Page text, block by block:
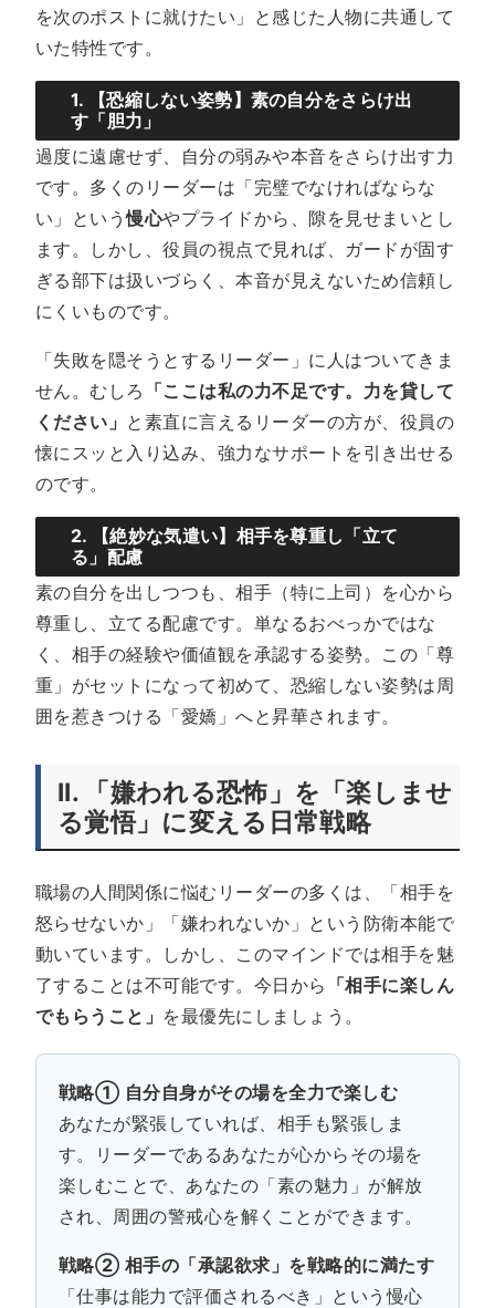
を次のポストに就けたい」と感じた人物に共通して
いた特性です。
1. 【恐縮しない姿勢】素の自分をさらけ出
す「胆力」
過度に遠慮せず、自分の弱みや本音をさらけ出す力
です。多くのリーダーは「完璧でなければならな
い」という慢心やプライドから、隙を見せまいとし
ます。しかし、役員の視点で見れば、ガードが固す
ぎる部下は扱いづらく、本音が見えないため信頼し
にくいものです。
「失敗を隠そうとするリーダー」に人はついてきま
せん。むしろ 「ここは私の力不足です。力を貸して
ください」 と素直に言えるリーダーの方が、役員の
懐にスッと入り込み、強力なサポートを引き出せる
のです。
2. 【絶妙な気遣い】相手を尊重し「立て
る」配慮
素の自分を出しつつも、相手（特に上司）を心から
尊重し、立てる配慮です。単なるおべっかではな
く、相手の経験や価値観を承認する姿勢。この「尊
重」がセットになって初めて、恐縮しない姿勢は周
囲を惹きつける「愛嬌」へと昇華されます。
II. 「嫌われる恐怖」を「楽しませ
る覚悟」に変える日常戦略
職場の人間関係に悩むリーダーの多くは、「相手を
怒らせないか」「嫌われないか」という防衛本能で
動いています。しかし、このマインドでは相手を魅
了することは不可能です。今日から 「相手に楽しん
でもらうこと」 を最優先にしましょう。
戦略① 自分自身がその場を全力で楽しむ
あなたが緊張していれば、相手も緊張しま
す。リーダーであるあなたが心からその場を
楽しむことで、あなたの「素の魅力」が解放
され、周囲の警戒心を解くことができます。
戦略② 相手の「承認欲求」を戦略的に満たす
「仕事は能力で評価されるべき」という慢心